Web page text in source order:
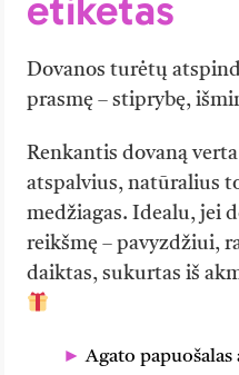
Dovanos turėtų
prasmę – stiprybę,
Renkantis dovaną
atspalvius, natūralius
medžiagas. Idealu, jei
reikšmę – pavyzdžiui,
daiktas, sukurtas iš
Agato